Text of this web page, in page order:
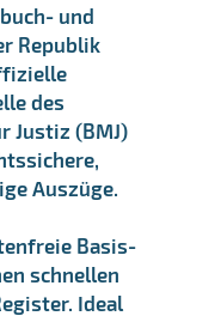
und
Republik
des
Justiz (BMJ)
Auszüge.
Basis-
schnellen
Ideal